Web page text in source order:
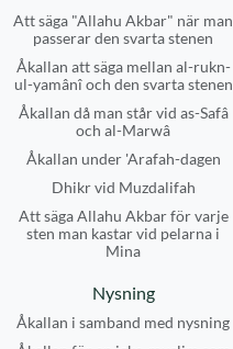
Att säga "Allahu Akbar" när man
passerar den svarta stenen
Åkallan att säga mellan al-rukn-
ul-yamânî och den svarta stenen
Åkallan då man står vid as-Safâ
och al-Marwâ
Åkallan under 'Arafah-dagen
Dhikr vid Muzdalifah
Att säga Allahu Akbar för varje
sten man kastar vid pelarna i
Mina
Nysning
Åkallan i samband med nysning